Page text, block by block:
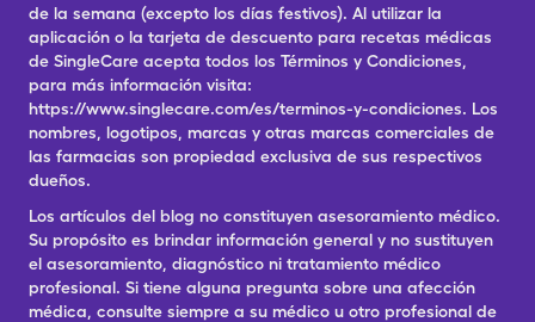
de la semana (excepto los días festivos). Al utilizar la
aplicación o la tarjeta de descuento para recetas médicas
de SingleCare acepta todos los Términos y Condiciones,
para más información visita:
https://www.singlecare.com/es/terminos-y-condiciones. Los
nombres, logotipos, marcas y otras marcas comerciales de
las farmacias son propiedad exclusiva de sus respectivos
dueños.
Los artículos del blog no constituyen asesoramiento médico.
Su propósito es brindar información general y no sustituyen
el asesoramiento, diagnóstico ni tratamiento médico
profesional. Si tiene alguna pregunta sobre una afección
médica, consulte siempre a su médico u otro profesional de